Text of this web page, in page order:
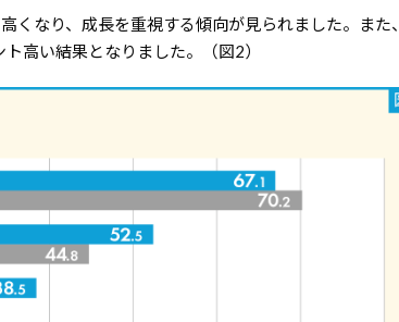
なり、成長を重視する傾向が見られました。また、
高い結果となりました。（図2）